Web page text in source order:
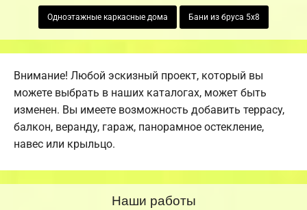
Одноэтажные каркасные дома Бани из бруса 5х8
Внимание! Любой эскизный проект, который вы
можете выбрать в наших каталогах, может быть
изменен. Вы имеете возможность добавить террасу,
балкон, веранду, гараж, панорамное остекление,
навес или крыльцо.
Наши работы